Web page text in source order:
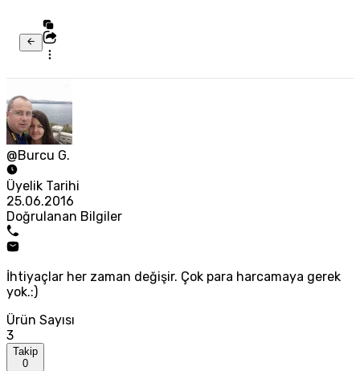
@Burcu G.
Üyelik Tarihi
25.06.2016
Doğrulanan Bilgiler
İhtiyaçlar her zaman değişir. Çok para harcamaya gerek
yok.:)
Ürün Sayısı
3
Takip
0